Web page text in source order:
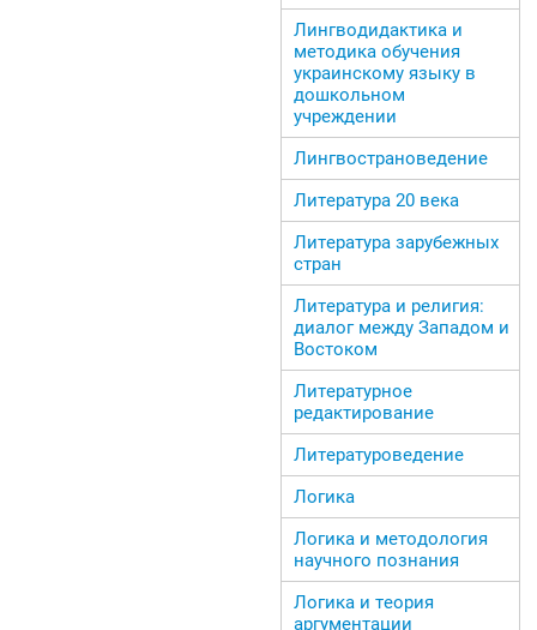
Лингводидактика и
методика обучения
украинскому языку в
дошкольном
учреждении
Лингвострановедение
Литература 20 века
Литература зарубежных
стран
Литература и религия:
диалог между Западом и
Востоком
Литературное
редактирование
Литературоведение
Логика
Логика и методология
научного познания
Логика и теория
аргументации